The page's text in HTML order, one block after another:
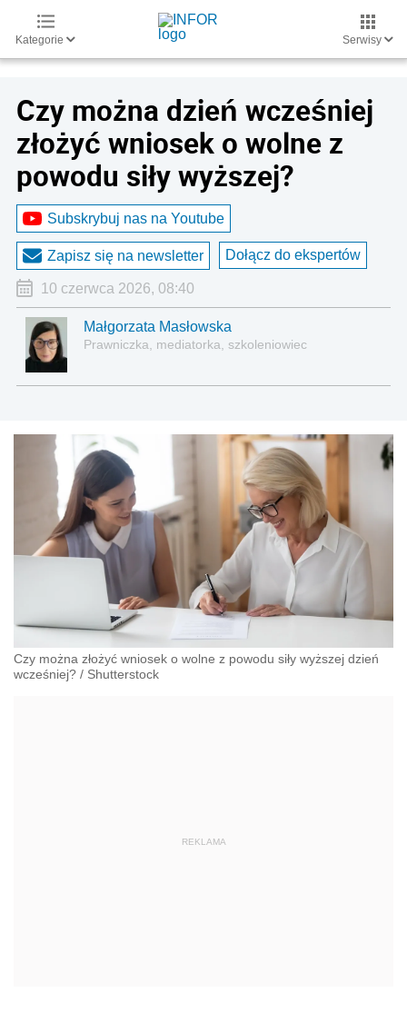
Kategorie Serwisy
Czy można dzień wcześniej
złożyć wniosek o wolne z
powodu siły wyższej?
Subskrybuj nas na Youtube
Zapisz się na newsletter Dołącz do ekspertów
10 czerwca 2026, 08:40
Małgorzata Masłowska
Prawniczka, mediatorka, szkoleniowiec
Czy można złożyć wniosek o wolne z powodu siły wyższej dzień
wcześniej? / Shutterstock